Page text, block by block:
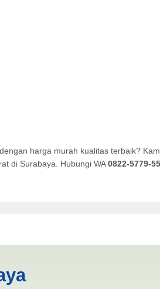
dengan harga murah kualitas terbaik?
di Surabaya. Hubungi WA0822-5779-